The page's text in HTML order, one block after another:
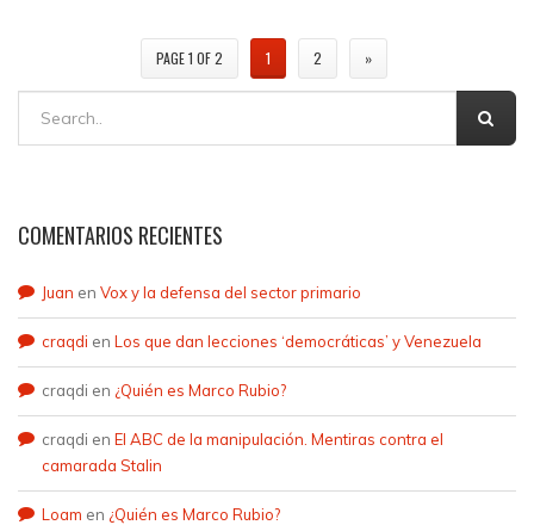
PAGE 1 OF 2 1 2 »
COMENTARIOS RECIENTES
Juan en Vox y la defensa del sector primario
craqdi en Los que dan lecciones ‘democráticas’ y Venezuela
craqdi en ¿Quién es Marco Rubio?
craqdi en El ABC de la manipulación. Mentiras contra el
camarada Stalin
Loam en ¿Quién es Marco Rubio?